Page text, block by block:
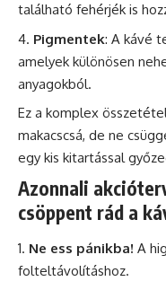
található fehérjék is
Pigmentek: A kávé
amelyek különösen
anyagokból.
Ez a komplex
makacscsá, de ne
egy kis kitartással
Azonnali
csöppent rád a
Ne ess pánikba! A
folteltávolításhoz.